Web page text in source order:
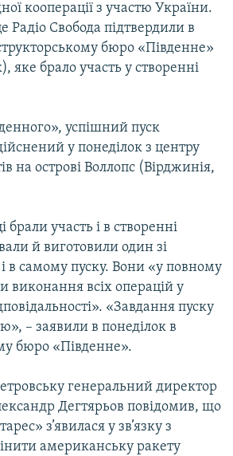
кооперації з участю України.
Радіо Свобода підтвердили в
бюро «Південне»
яке брало участь у створенні
успішний пуск
у понеділок з центру
на острові Воллопс (Вірджинія,
брали участь і в створенні
й виготовили один зі
в самому пуску. Вони «у повному
виконання всіх операцій у
«Завдання пуску
– заявили в понеділок в
бюро «Південне».
генеральний директор
Дегтярьов повідомив, що
з’явилася у зв’язку з
американську ракету